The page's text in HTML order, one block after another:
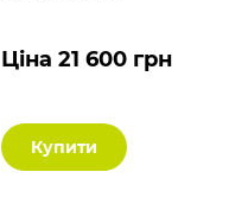
Ціна 21 600 грн
Купити